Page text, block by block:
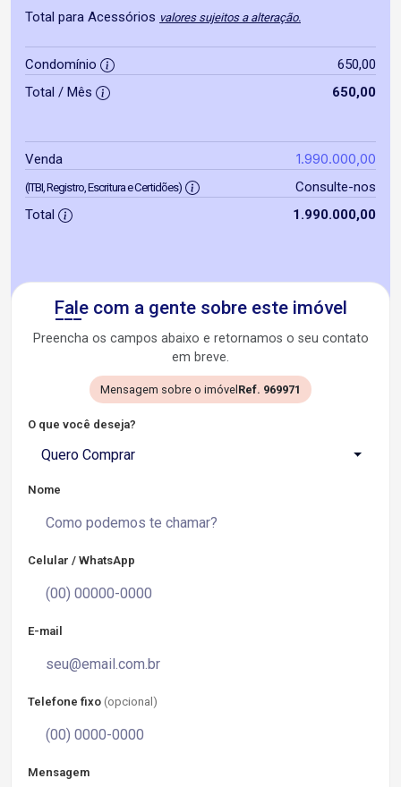
Total para Acessórios valores sujeitos a alteração.
Condomínio
650,00
Total / Mês
650,00
Venda 1.990.000,00
(ITBI, Registro, Escritura e Certidões)
Consulte-nos
Total
1.990.000,00
Fale com a gente sobre este imóvel
Preencha os campos abaixo e retornamos o seu contato
em breve.
Mensagem sobre o imóvel Ref. 969971
O que você deseja?
Quero Comprar
Nome
Celular / WhatsApp
E-mail
Telefone fixo (opcional)
Mensagem